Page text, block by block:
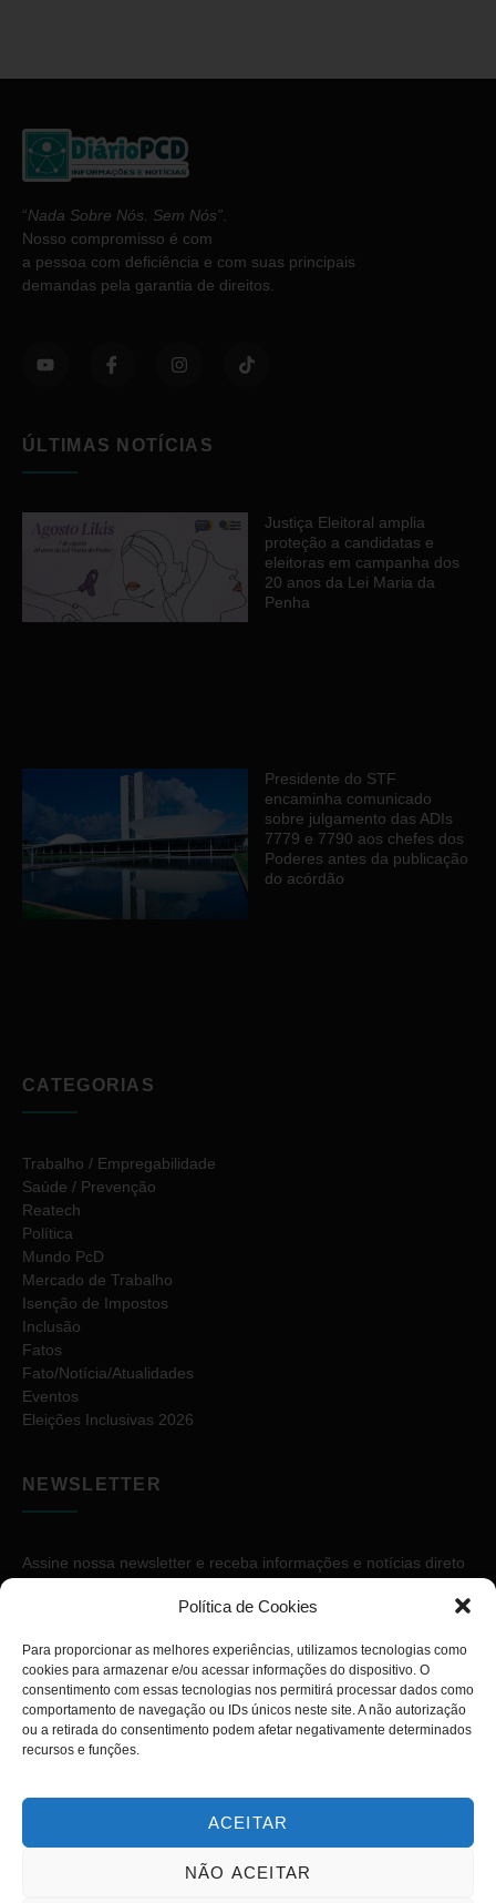
Política de Cookies
Para proporcionar as melhores experiências, utilizamos tecnologias como
cookies para armazenar e/ou acessar informações do dispositivo. O
consentimento com essas tecnologias nos permitirá processar dados como
comportamento de navegação ou IDs únicos neste site. A não autorização
ou a retirada do consentimento podem afetar negativamente determinados
recursos e funções.
ACEITAR
NÃO ACEITAR
“Nada Sobre Nós. Sem Nós”
Nosso compromisso é com
a pessoa com deficiência e com suas principais
demandas pela garantia de direitos.
ÚLTIMAS NOTÍCIAS
Justiça Eleitoral amplia
proteção a candidatas e
eleitoras em campanha dos
20 anos da Lei Maria da
Penha
Presidente do STF
encaminha comunicado
sobre julgamento das ADIs
7779 e 7790 aos chefes dos
Poderes antes da publicação
do acórdão
CATEGORIAS
Trabalho / Empregabilidade
Saúde / Prevenção
Reatech
Política
Mundo PcD
Mercado de Trabalho
Isenção de Impostos
Inclusão
Fatos
Fato/Notícia/Atualidades
Eventos
Eleições Inclusivas 2026
NEWSLETTER
Assine nossa newsletter e receba informações e notícias direto
Copyright © 2026. Diário PcD. Todos os direitos reservados.